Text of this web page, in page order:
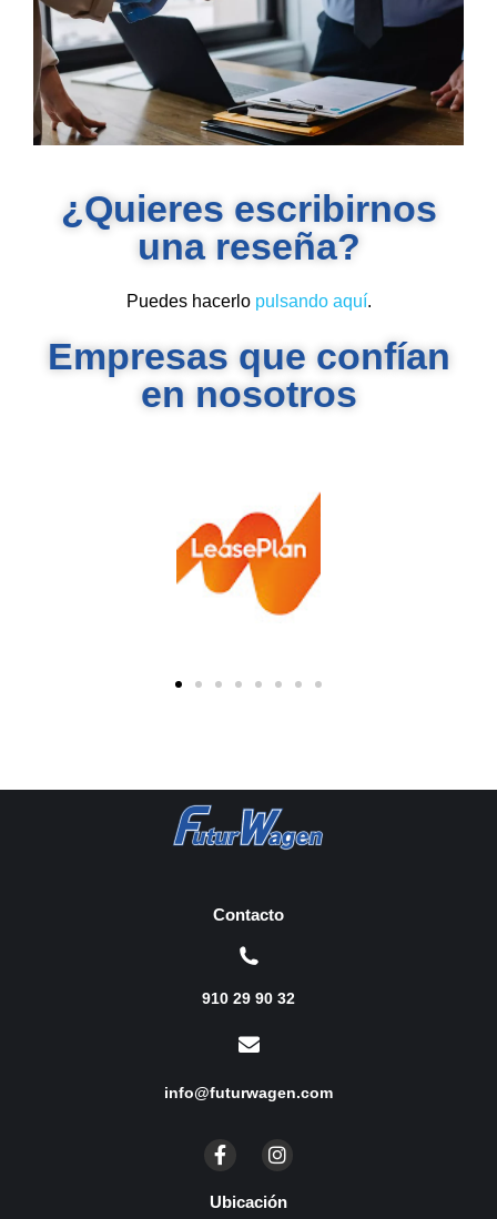
¿Quieres escribirnos
una reseña?
Puedes hacerlo pulsando aquí.
Empresas que confían
en nosotros
Contacto
910 29 90 32
info@futurwagen.com
Ubicación